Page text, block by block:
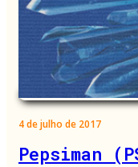
4 de julho de 2017
Pepsiman